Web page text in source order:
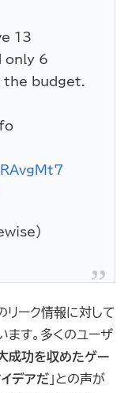
13
only 6
the budget.
リーク情報に対して
ます。多くのユーザ
成功を収めたゲー
デアだ 」との声が